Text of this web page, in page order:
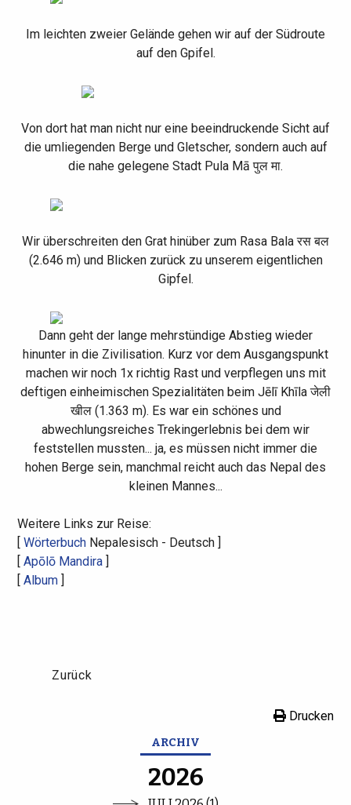
Im leichten zweier Gelände gehen wir auf der Südroute
auf den Gpifel.
Von dort hat man nicht nur eine beeindruckende Sicht auf
die umliegenden Berge und Gletscher, sondern auch auf
die nahe gelegene Stadt Pula Māपुल मा.
Wir überschreiten den Grat hinüber zum Rasa Balaरस बल
(2.646 m) und Blicken zurück zu unserem eigentlichen
Gipfel.
Dann geht der lange mehrstündige Abstieg wieder
hinunter in die Zivilisation. Kurz vor dem Ausgangspunkt
machen wir noch 1x richtig Rast und verpflegen uns mit
deftigen einheimischen Spezialitäten beim Jēlī Khīlaजेली
खील(1.363 m). Es war ein schönes und
abwechlungsreiches Trekingerlebnis bei dem wir
feststellen mussten... ja, es müssen nicht immer die
hohen Berge sein, manchmal reicht auch das Nepal des
kleinen Mannes...
Weitere Links zur Reise:
[Wörterbuch Nepalesisch - Deutsch ]
[Apōlō Mandira
[Album
Zurück
Drucken
ARCHIV
2026